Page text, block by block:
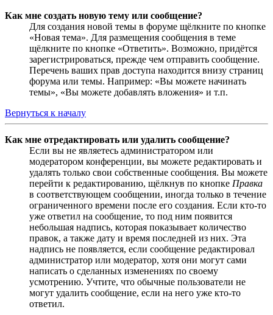
Как мне создать новую тему или сообщение?
Для создания новой темы в форуме щёлкните по кнопке
«Новая тема». Для размещения сообщения в теме
щёлкните по кнопке «Ответить». Возможно, придётся
зарегистрироваться, прежде чем отправить сообщение.
Перечень ваших прав доступа находится внизу страниц
форума или темы. Например: «Вы можете начинать
темы», «Вы можете добавлять вложения» и т.п.
Вернуться к началу
Как мне отредактировать или удалить сообщение?
Если вы не являетесь администратором или
модератором конференции, вы можете редактировать и
удалять только свои собственные сообщения. Вы можете
перейти к редактированию, щёлкнув по кнопке Правка
в соответствующем сообщении, иногда только в течение
ограниченного времени после его создания. Если кто-то
уже ответил на сообщение, то под ним появится
небольшая надпись, которая показывает количество
правок, а также дату и время последней из них. Эта
надпись не появляется, если сообщение редактировал
администратор или модератор, хотя они могут сами
написать о сделанных изменениях по своему
усмотрению. Учтите, что обычные пользователи не
могут удалить сообщение, если на него уже кто-то
ответил.